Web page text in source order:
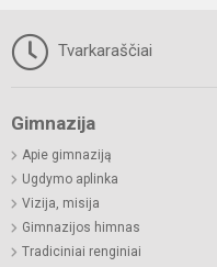
Tvarkaraščiai
Gimnazija
Apie gimnaziją
Ugdymo aplinka
Vizija, misija
Gimnazijos himnas
Tradiciniai renginiai